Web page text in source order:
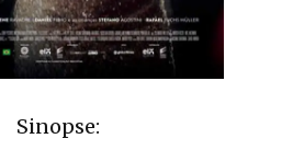
Sinopse: